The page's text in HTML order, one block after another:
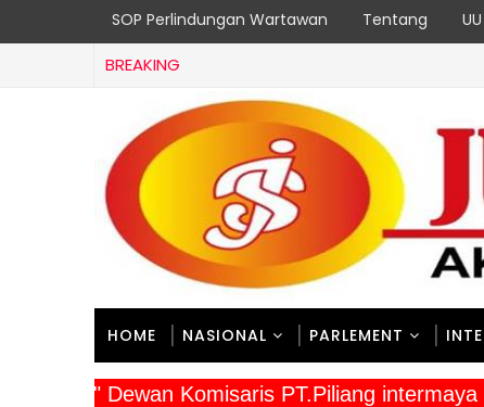
SOP Perlindungan Wartawan Tentang
BREAKING
HOME NASIONAL PARLEMENT
" Dewan Komisaris PT.Piliang